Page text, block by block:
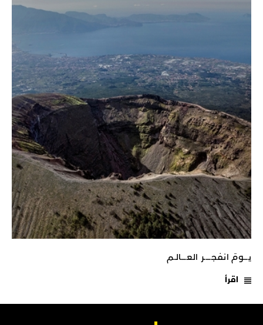
يـــومَ انفجـــــر العــــالـم
اقرأ